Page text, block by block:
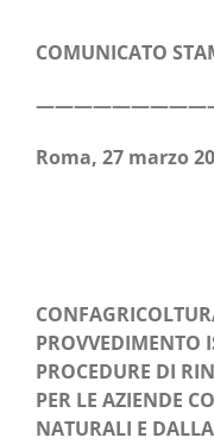
COMUNICATO
Roma, 27 mar­zo
PROVVEDIMENTO
PROCEDURE DI
PER LE AZIENDE
NATURALI E